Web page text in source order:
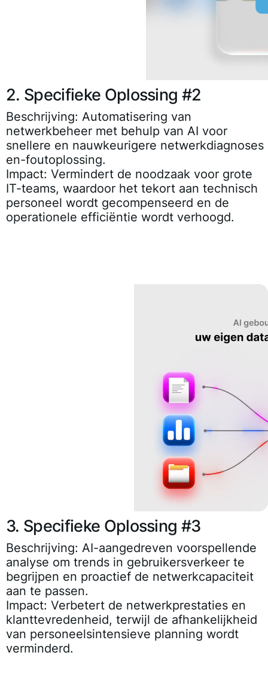
2. Specifieke Oplossing #2
Beschrijving: Automatisering van
netwerkbeheer met behulp van AI voor
snellere en nauwkeurigere netwerkdiagnoses
en-foutoplossing.
Impact: Vermindert de noodzaak voor grote
IT-teams, waardoor het tekort aan technisch
personeel wordt gecompenseerd en de
operationele efficiëntie wordt verhoogd.
3. Specifieke Oplossing #3
Beschrijving: AI-aangedreven voorspellende
analyse om trends in gebruikersverkeer te
begrijpen en proactief de netwerkcapaciteit
aan te passen.
Impact: Verbetert de netwerkprestaties en
klanttevredenheid, terwijl de afhankelijkheid
van personeelsintensieve planning wordt
verminderd.